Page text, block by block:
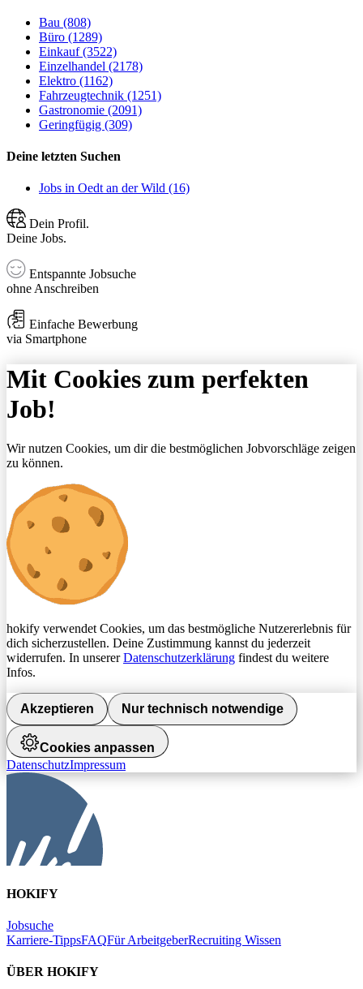
Bau (808)
Büro (1289)
Einkauf (3522)
Einzelhandel (2178)
Elektro (1162)
Fahrzeugtechnik (1251)
Gastronomie (2091)
Geringfügig (309)
Deine letzten Suchen
Jobs in Oedt an der Wild (16)
Dein Profil.
Deine Jobs.
Entspannte Jobsuche
ohne Anschreiben
Einfache Bewerbung
via Smartphone
Mit Cookies zum perfekten
Job!
Wir nutzen Cookies, um dir die bestmöglichen Jobvorschläge zeigen
zu können.
hokify verwendet Cookies, um das bestmögliche Nutzererlebnis für
dich sicherzustellen. Deine Zustimmung kannst du jederzeit
widerrufen. In unsererDatenschutzerklärung findest du weitere
Infos.
Akzeptieren Nur technisch notwendige
Cookies anpassen
DatenschutzImpressum
HOKIFY
Jobsuche
Karriere-TippsFAQFür ArbeitgeberRecruiting Wissen
ÜBER HOKIFY